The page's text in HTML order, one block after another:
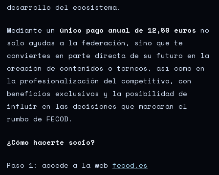
desarrollo del ecosistema.
Mediante un único pago anual de 12,50 euros no
solo ayudas a la federación, sino que te
conviertes en parte directa de su futuro en la
creación de contenidos o torneos, así como en
la profesionalización del competitivo, con
beneficios exclusivos y la posibilidad de
influir en las decisiones que marcarán el
rumbo de FECOD.
¿Cómo hacerte socio?
Paso 1: accede a la web fecod.es